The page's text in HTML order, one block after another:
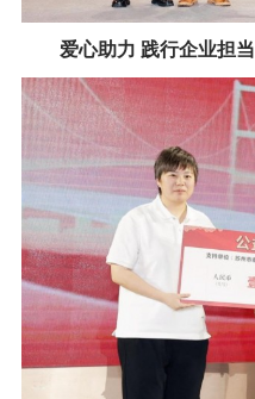
爱心助力 践行企业担当